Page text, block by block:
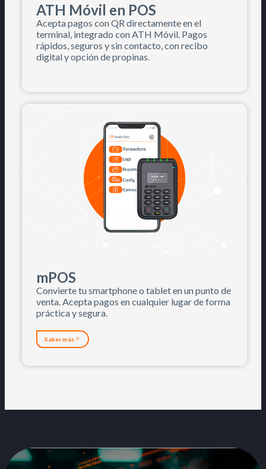
ATH Móvil en POS
Acepta pagos con QR directamente en el
terminal, integrado con ATH Móvil. Pagos
rápidos, seguros y sin contacto, con recibo
digital y opción de propinas.
mPOS
Convierte tu smartphone o tablet en un punto de
venta. Acepta pagos en cualquier lugar de forma
práctica y segura.
Saber más